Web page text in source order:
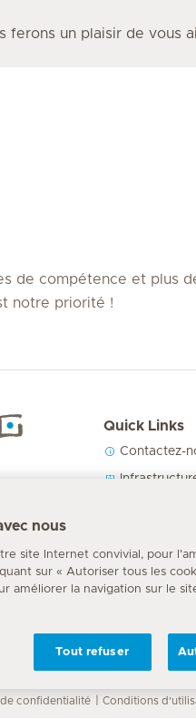
ferons un plaisir de vous
de compétence et plus
notre priorité !
Quick Links
Contactez-
confidentialité Conditions
nous
site Internet convivial, pour
sur « Autoriser tous les
améliorer la navigation sur le
Tout refuser